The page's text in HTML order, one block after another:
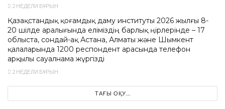
2 НЕДЕЛИ БҰРЫН
Қазақстандық қоғамдық даму институты 2026 жылғы 8-
20 шілде аралығында еліміздің барлық өңірлерінде – 17
облыста, сондай-ақ Астана, Алматы және Шымкент
қалаларында 1200 респондент арасында телефон
арқылы сауалнама жүргізді
2 НЕДЕЛИ БҰРЫН
ТАҒЫ ОҚУ...